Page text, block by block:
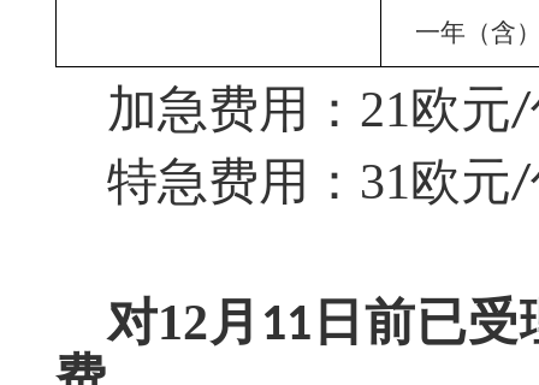
一年（含
加急费用： 21欧元/
特急费用： 31欧元/
对12月 11 日前已